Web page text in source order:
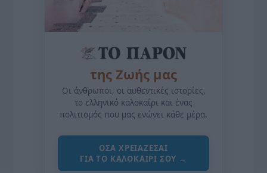
της Ζωής μας
Οι άνθρωποι, οι αυθεντικές ιστορίες,
το ελληνικό καλοκαίρι και ένας
πολιτισμός που μας ενώνει κάθε μέρα.
ΌΣΑ ΧΡΕΙΆΖΕΣΑΙ
ΓΙΑ ΤΟ ΚΑΛΟΚΑΊΡΙ ΣΟΥ →